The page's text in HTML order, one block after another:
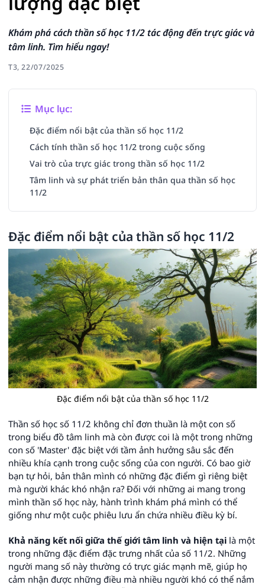
Khám phá cách thần số học 11/2 tác động đến trực giác và
tâm linh. Tìm hiểu ngay!
T3, 22/07/2025
Mục lục:
Đặc điểm nổi bật của thần số học 11/2
Cách tính thần số học 11/2 trong cuộc sống
Vai trò của trực giác trong thần số học 11/2
Tâm linh và sự phát triển bản thân qua thần số học
11/2
Đặc điểm nổi bật của thần số học 11/2
Đặc điểm nổi bật của thần số học 11/2
Thần số học số 11/2 không chỉ đơn thuần là một con số
trong biểu đồ tâm linh mà còn được coi là một trong những
con số 'Master' đặc biệt với tầm ảnh hưởng sâu sắc đến
nhiều khía cạnh trong cuộc sống của con người. Có bao giờ
bạn tự hỏi, bản thân mình có những đặc điểm gì riêng biệt
mà người khác khó nhận ra? Đối với những ai mang trong
mình thần số học này, hành trình khám phá mình có thể
giống như một cuộc phiêu lưu ẩn chứa nhiều điều kỳ bí.
Khả năng kết nối giữa thế giới tâm linh và hiện tại là một
trong những đặc điểm đặc trưng nhất của số 11/2. Những
người mang số này thường có trực giác mạnh mẽ, giúp họ
cảm nhận được những điều mà nhiều người khó có thể nắm